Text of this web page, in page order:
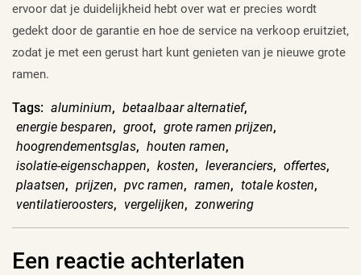
ervoor dat je duidelijkheid hebt over wat er precies wordt
gedekt door de garantie en hoe de service na verkoop eruitziet,
zodat je met een gerust hart kunt genieten van je nieuwe grote
ramen.
Tags: aluminium, betaalbaar alternatief,
energie besparen, groot, grote ramen prijzen,
hoogrendementsglas, houten ramen,
isolatie-eigenschappen, kosten, leveranciers, offertes,
plaatsen, prijzen, pvc ramen, ramen, totale kosten,
ventilatieroosters, vergelijken, zonwering
Een reactie achterlaten